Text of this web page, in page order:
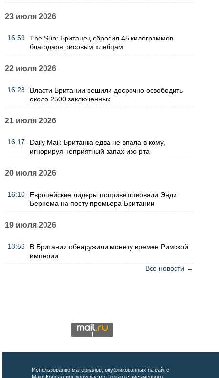
23 июля 2026
16:59
The Sun: Британец сбросил 45 килограммов
благодаря рисовым хлебцам
22 июля 2026
16:28
Власти Британии решили досрочно освободить
около 2500 заключенных
21 июля 2026
16:17
Daily Mail: Британка едва не впала в кому,
игнорируя неприятный запах изо рта
20 июля 2026
16:10
Европейские лидеры поприветствовали Энди
Бернема на посту премьера Британии
19 июля 2026
13:56
В Британии обнаружили монету времен Римской
империи
Все новости →
Использование материалов, опубликованных на сайте
Макс Консалтинг допускается только с письменного